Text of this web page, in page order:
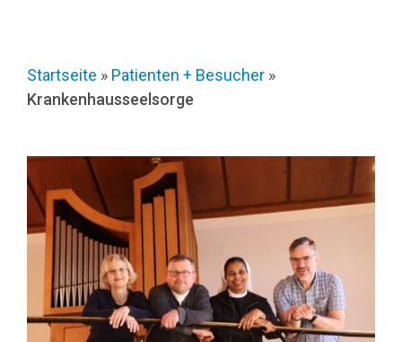
Startseite » Patienten + Besucher »
Krankenhausseelsorge